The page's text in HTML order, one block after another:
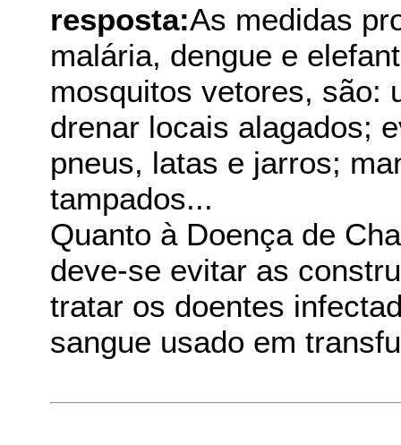
resposta:As medidas
malária, dengue e
mosquitos vetores, são:
drenar locais alagados;
pneus, latas e jarros;
tampados...
Quanto à Doença de
deve-se evitar as
tratar os doentes
sangue usado em